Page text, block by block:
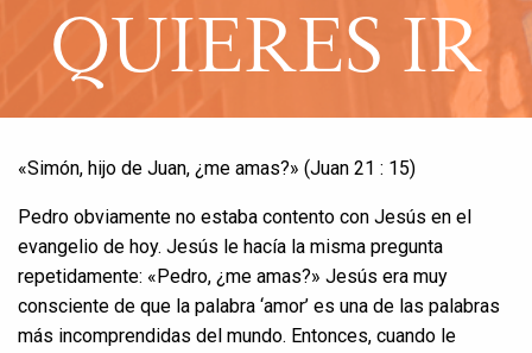
QUIERES IR
«Simón, hijo de Juan, ¿me amas?» (Juan 21 : 15)
Pedro obviamente no estaba contento con Jesús en el
evangelio de hoy. Jesús le hacía la misma pregunta
repetidamente: «Pedro, ¿me amas?» Jesús era muy
consciente de que la palabra ‘amor’ es una de las palabras
más incomprendidas del mundo. Entonces, cuando le